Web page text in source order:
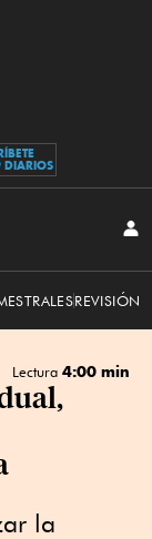
REVISIÓN
Lectura 4:00 min
la